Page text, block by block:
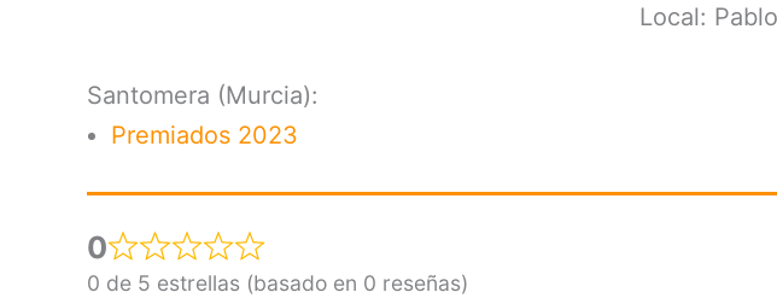
Local:
Santomera (Murcia):
Premiados 2023
0
0 de 5 estrellas (basado en 0 reseñas)